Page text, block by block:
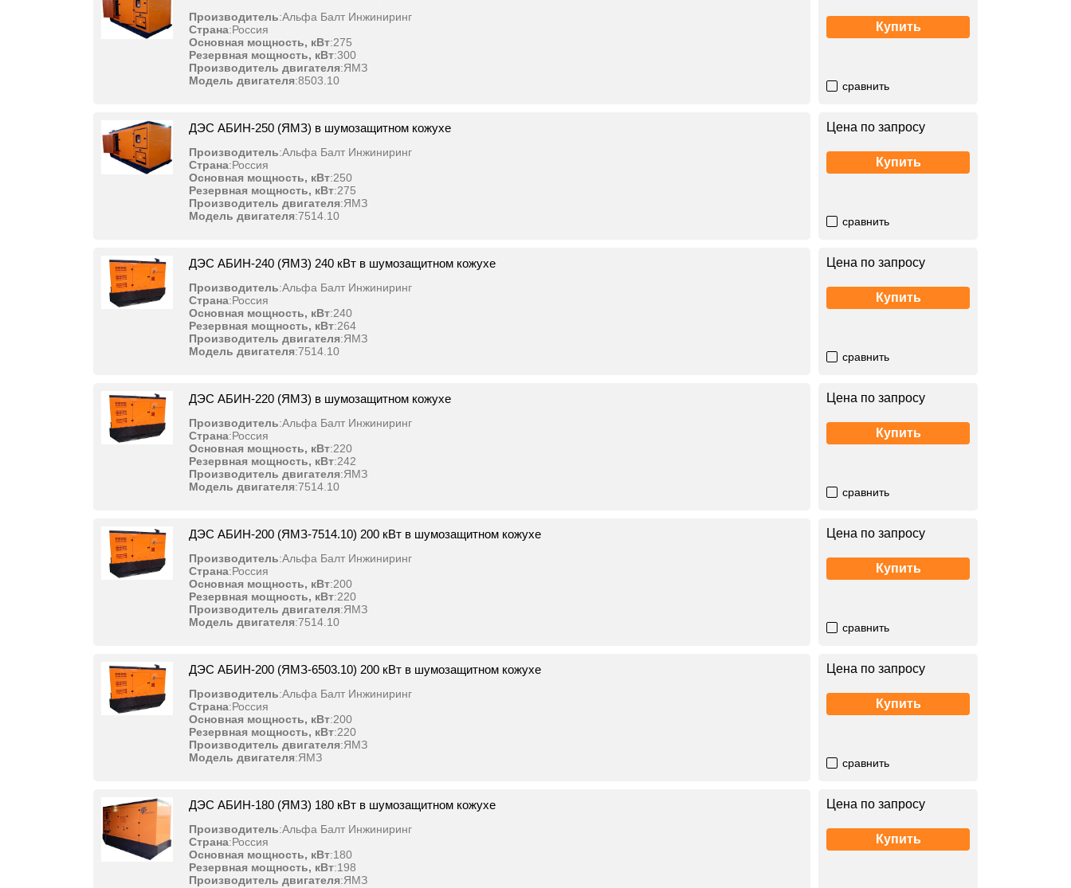
Производитель:Альфа Балт Инжиниринг
Страна:Россия
Основная мощность, кВт:275
Резервная мощность, кВт:300
Производитель двигателя:ЯМЗ
Модель двигателя:8503.10
Купить
сравнить
ДЭС АБИН-250 (ЯМЗ) в шумозащитном кожухе
Производитель:Альфа Балт Инжиниринг
Страна:Россия
Основная мощность, кВт:250
Резервная мощность, кВт:275
Производитель двигателя:ЯМЗ
Модель двигателя:7514.10
Цена по запросу
Купить
сравнить
ДЭС АБИН-240 (ЯМЗ) 240 кВт в шумозащитном кожухе
Производитель:Альфа Балт Инжиниринг
Страна:Россия
Основная мощность, кВт:240
Резервная мощность, кВт:264
Производитель двигателя:ЯМЗ
Модель двигателя:7514.10
Цена по запросу
Купить
сравнить
ДЭС АБИН-220 (ЯМЗ) в шумозащитном кожухе
Производитель:Альфа Балт Инжиниринг
Страна:Россия
Основная мощность, кВт:220
Резервная мощность, кВт:242
Производитель двигателя:ЯМЗ
Модель двигателя:7514.10
Цена по запросу
Купить
сравнить
ДЭС АБИН-200 (ЯМЗ-7514.10) 200 кВт в шумозащитном кожухе
Производитель:Альфа Балт Инжиниринг
Страна:Россия
Основная мощность, кВт:200
Резервная мощность, кВт:220
Производитель двигателя:ЯМЗ
Модель двигателя:7514.10
Цена по запросу
Купить
сравнить
ДЭС АБИН-200 (ЯМЗ-6503.10) 200 кВт в шумозащитном кожухе
Производитель:Альфа Балт Инжиниринг
Страна:Россия
Основная мощность, кВт:200
Резервная мощность, кВт:220
Производитель двигателя:ЯМЗ
Модель двигателя:ЯМЗ
Цена по запросу
Купить
сравнить
ДЭС АБИН-180 (ЯМЗ) 180 кВт в шумозащитном кожухе
Производитель:Альфа Балт Инжиниринг
Страна:Россия
Основная мощность, кВт:180
Резервная мощность, кВт:198
Производитель двигателя:ЯМЗ
Цена по запросу
Купить